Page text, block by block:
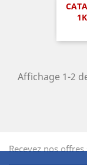
Affichage 1-2
Recevez nos offres